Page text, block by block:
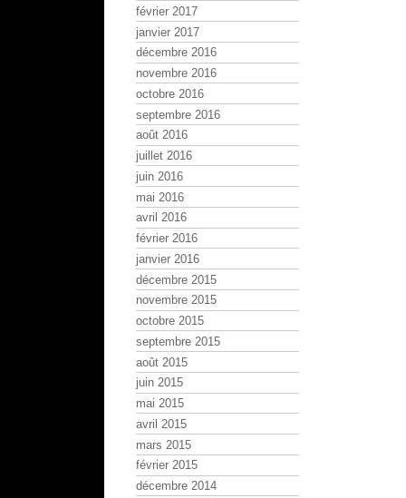
février 2017
janvier 2017
décembre 2016
novembre 2016
octobre 2016
septembre 2016
août 2016
juillet 2016
juin 2016
mai 2016
avril 2016
février 2016
janvier 2016
décembre 2015
novembre 2015
octobre 2015
septembre 2015
août 2015
juin 2015
mai 2015
avril 2015
mars 2015
février 2015
décembre 2014